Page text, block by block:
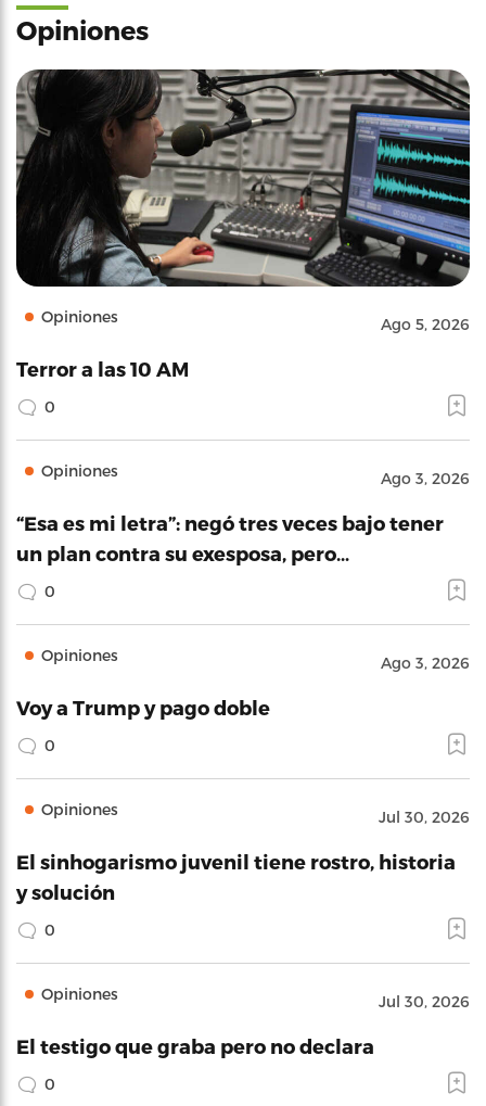
Opiniones
Opiniones Ago 5, 2026
Terror a las 10 AM
0
Opiniones Ago 3, 2026
“Esa es mi letra”: negó tres veces bajo tener
un plan contra su exesposa, pero…
0
Opiniones Ago 3, 2026
Voy a Trump y pago doble
0
Opiniones Jul 30, 2026
El sinhogarismo juvenil tiene rostro, historia
y solución
0
Opiniones Jul 30, 2026
El testigo que graba pero no declara
0